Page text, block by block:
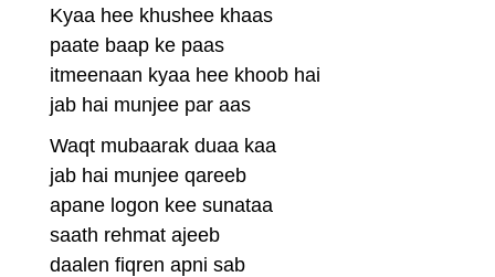
Kyaa hee khushee khaas
paate baap ke paas
itmeenaan kyaa hee khoob hai
jab hai munjee par aas
Waqt mubaarak duaa kaa
jab hai munjee qareeb
apane logon kee sunataa
saath rehmat ajeeb
daalen fiqren apni sab